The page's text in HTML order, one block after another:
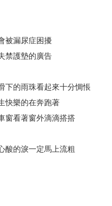
被漏尿症困擾
禁護墊的廣告
下的雨珠看起來十分惆悵
快樂的在奔跑著
窗看著窗外滴滴搭搭
酸的淚一定馬上流粗